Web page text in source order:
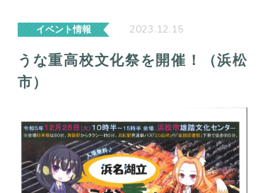
イベント情報 2023.12.15
うな重高校文化祭を開催！（浜松
市）